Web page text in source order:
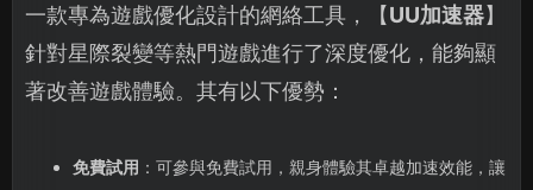
一款專為遊戲優化設計的網絡工具，【UU加速器】
針對星際裂變等熱門遊戲進行了深度優化，能夠顯
著改善遊戲體驗。其有以下優勢：
免費試用 ：可參與免費試用，親身體驗其卓越加速效能，讓